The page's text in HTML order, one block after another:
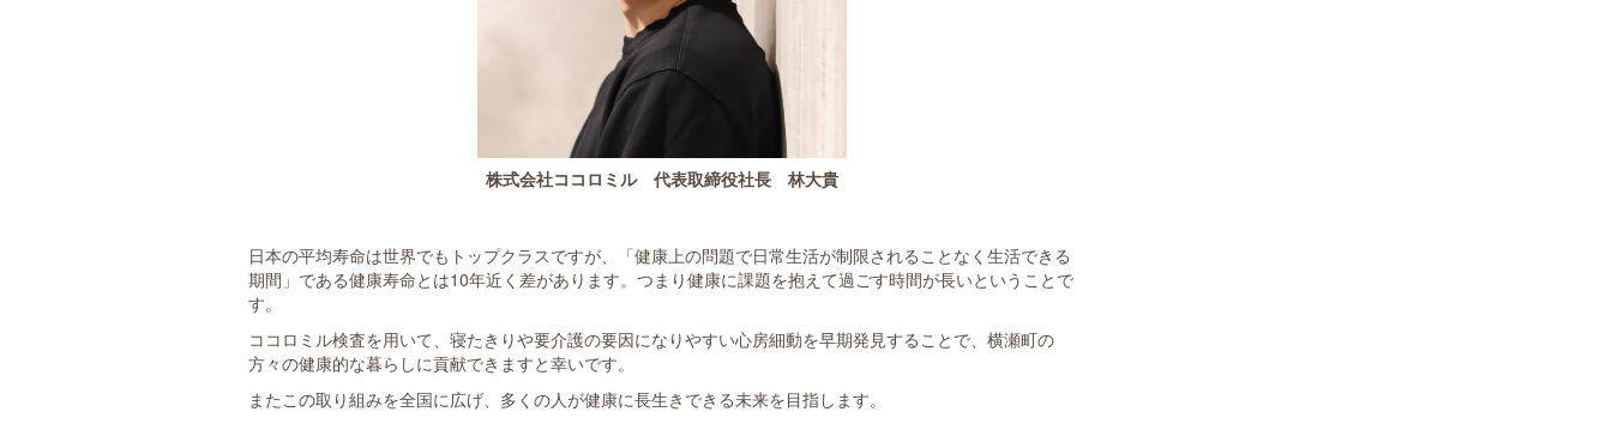
株式会社ココロミル 代表取締役社長 林大貴
日本の平均寿命は世界でもトップクラスですが、「健康上の問題で日常生活が制限されることなく生活できる
期間」である健康寿命とは10年近く差があります。つまり健康に課題を抱えて過ごす時間が長いということで
す。
ココロミル検査を用いて、寝たきりや要介護の要因になりやすい心房細動を早期発見することで、横瀬町の
方々の健康的な暮らしに貢献できますと幸いです。
またこの取り組みを全国に広げ、多くの人が健康に長生きできる未来を目指します。